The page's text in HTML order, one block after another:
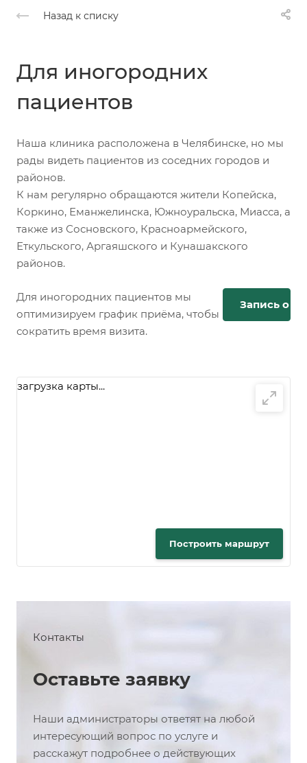
Назад к списку
Для иногородних
пациентов
Наша клиника расположена в Челябинске, но мы
рады видеть пациентов из соседних городов и
районов.
К нам регулярно обращаются жители Копейска,
Коркино, Еманжелинска, Южноуральска, Миасса, а
также из Сосновского, Красноармейского,
Еткульского, Аргаяшского и Кунашакского
районов.
Для иногородних пациентов мы
оптимизируем график приёма, чтобы
сократить время визита.
Запись
загрузка карты...
Построить маршрут
Контакты
Оставьте заявку
Наши администраторы ответят на любой
интересующий вопрос по услуге и
расскажут подробнее о действующих